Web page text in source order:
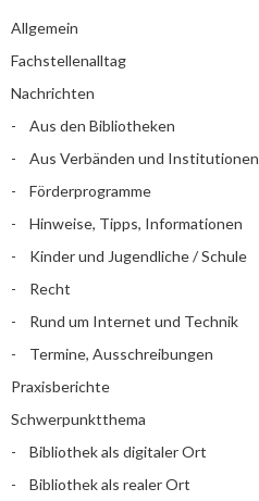
Allgemein
Fachstellenalltag
Nachrichten
Aus den Bibliotheken
Aus Verbänden und Institutionen
Förderprogramme
Hinweise, Tipps, Informationen
Kinder und Jugendliche / Schule
Recht
Rund um Internet und Technik
Termine, Ausschreibungen
Praxisberichte
Schwerpunktthema
Bibliothek als digitaler Ort
Bibliothek als realer Ort